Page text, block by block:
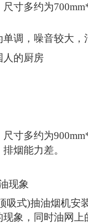
寸多约为
调，噪音较大，
人的厨房
尺寸多约为
烟能力差。
现象
吸式)抽油烟机安
象，同时油网